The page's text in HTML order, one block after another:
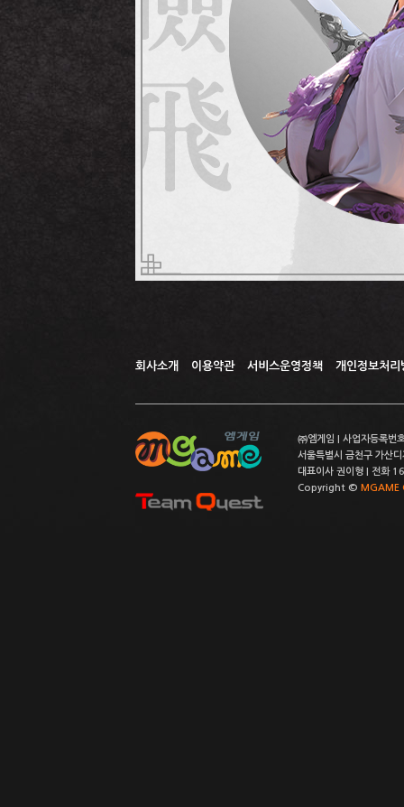
회사소개 이용약관 서비스운영정책 개인정보처리
㈜엠게임 | 사업자등록
서울특별시 금천구 가산
대표이사 권이형 | 전
Copyright © MGAME